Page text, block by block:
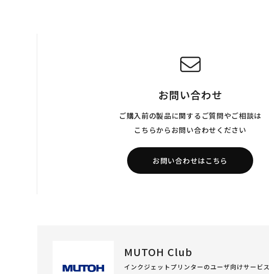
お問い合わせ
ご購入前の製品に関するご質問やご相談は
こちらからお問い合わせください
お問い合わせはこちら
MUTOH Club
インクジェットプリンターのユーザ向けサービス